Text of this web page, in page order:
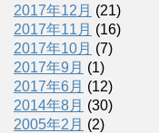
2017年12月 (21)
2017年11月 (16)
2017年10月 (7)
2017年9月 (1)
2017年6月 (12)
2014年8月 (30)
2005年2月 (2)